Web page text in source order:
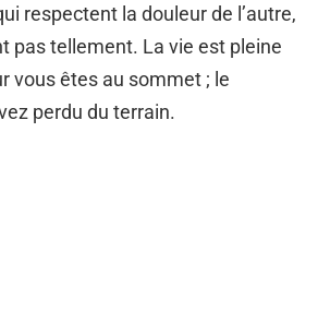
respectent la douleur de l’autre,
pas tellement. La vie est pleine
vous êtes au sommet ; le
perdu du terrain.